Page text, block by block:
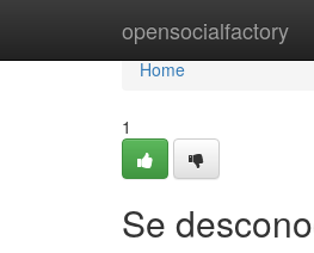
opensocialfactory
Home
Home
1
Se